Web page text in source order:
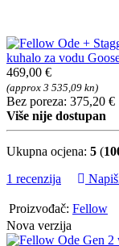
469,00 €
(approx 3 535,09 kn)
Bez poreza: 375,20 €
Više nije dostupan
Ukupna ocjena: 5 (
1 recenzija
Proizvođač: Fellow
Nova verzija